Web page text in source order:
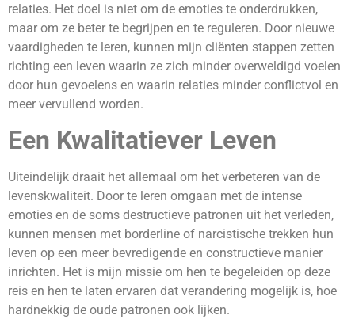
relaties. Het doel is niet om de emoties te onderdrukken,
maar om ze beter te begrijpen en te reguleren. Door nieuwe
vaardigheden te leren, kunnen mijn cliënten stappen zetten
richting een leven waarin ze zich minder overweldigd voelen
door hun gevoelens en waarin relaties minder conflictvol en
meer vervullend worden.
Een Kwalitatiever Leven
Uiteindelijk draait het allemaal om het verbeteren van de
levenskwaliteit. Door te leren omgaan met de intense
emoties en de soms destructieve patronen uit het verleden,
kunnen mensen met borderline of narcistische trekken hun
leven op een meer bevredigende en constructieve manier
inrichten. Het is mijn missie om hen te begeleiden op deze
reis en hen te laten ervaren dat verandering mogelijk is, hoe
hardnekkig de oude patronen ook lijken.